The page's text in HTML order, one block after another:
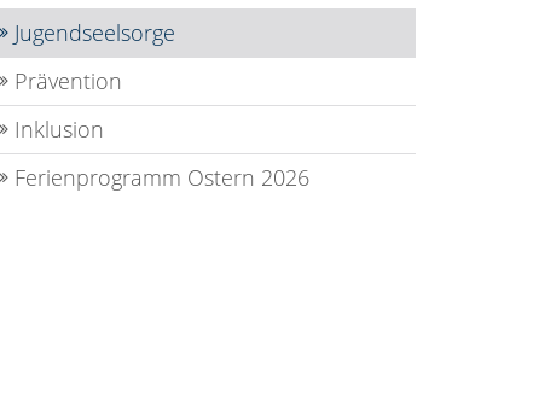
Jugendseelsorge
Prävention
Inklusion
Ferienprogramm Ostern 2026